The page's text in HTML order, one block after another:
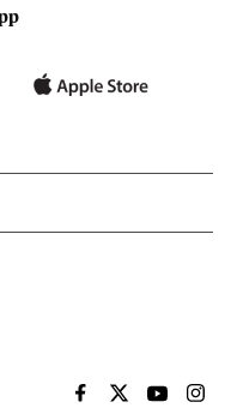
EL PAÍS BRASIL EN
EL PAÍSEL PAÍS
EL